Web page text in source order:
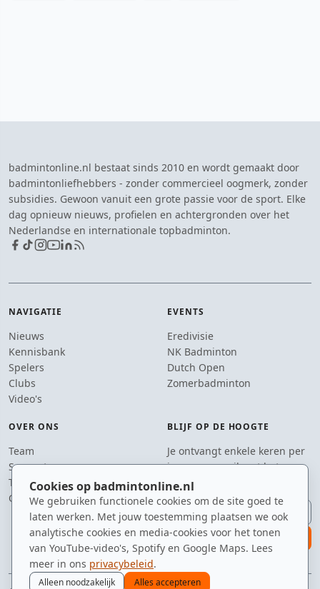
Cookies op badmintonline.nl
We gebruiken functionele cookies om de site goed te
laten werken. Met jouw toestemming plaatsen we ook
analytische cookies en media-cookies voor het tonen
van YouTube-video's, Spotify en Google Maps. Lees
meer in ons privacybeleid.
Alleen noodzakelijk Alles accepteren
badmintonline.nl bestaat sinds 2010 en wordt gemaakt door
badmintonliefhebbers - zonder commercieel oogmerk, zonder
subsidies. Gewoon vanuit een grote passie voor de sport. Elke
dag opnieuw nieuws, profielen en achtergronden over het
Nederlandse en internationale topbadminton.
NAVIGATIE
Nieuws
Kennisbank
Spelers
Clubs
Video's
EVENTS
Eredivisie
NK Badminton
Dutch Open
Zomerbadminton
OVER ONS
Team
Supporters
Tip de redactie
Contact
BLIJF OP DE HOOGTE
Je ontvangt enkele keren per
jaar een e-mail met het
laatste badmintonnieuws.
E-mailadres
aanmelden